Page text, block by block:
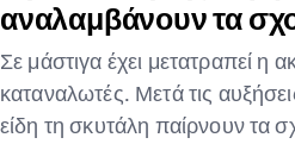
αναλαμβάνουν τα
Σε μάστιγα έχει μετατραπεί η
καταναλωτές. Μετά τις
είδη τη σκυτάλη παίρνουν τα